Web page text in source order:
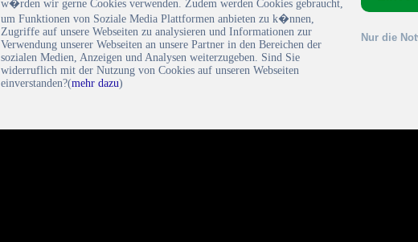
w�rden wir gerne Cookies verwenden. Zudem werden Cookies gebraucht,
um Funktionen von Soziale Media Plattformen anbieten zu k�nnen,
Zugriffe auf unsere Webseiten zu analysieren und Informationen zur
Verwendung unserer Webseiten an unsere Partner in den Bereichen der
sozialen Medien, Anzeigen und Analysen weiterzugeben. Sind Sie
widerruflich mit der Nutzung von Cookies auf unseren Webseiten
einverstanden?(mehr dazu)
Nur die